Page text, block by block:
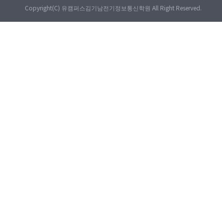
Copyright(C) 유캠퍼스김기남전기정보통신학원 All Right Reserved.